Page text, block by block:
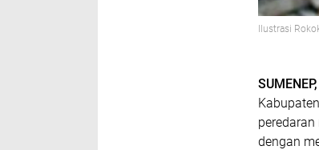
Ilustrasi
dengan